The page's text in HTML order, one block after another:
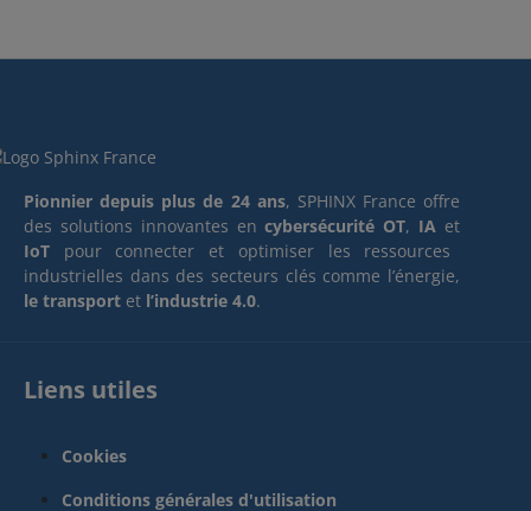
Pionnier depuis plus de 24 ans, SPHINX France offre
des solutions innovantes encybersécurité OT, IA et
IoT pour connecter et optimiser les ressources
industrielles dans des secteurs clés comme l’énergie,
le transport et l’industrie 4.0.
Liens utiles
Cookies
Conditions générales d'utilisation